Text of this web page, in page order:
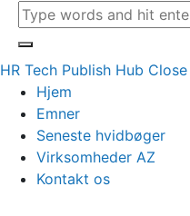
HR Tech Publish Hub Close
Hjem
Emner
Seneste hvidbøger
Virksomheder AZ
Kontakt os